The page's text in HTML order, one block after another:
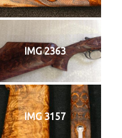
IMG 2363
IMG 3157